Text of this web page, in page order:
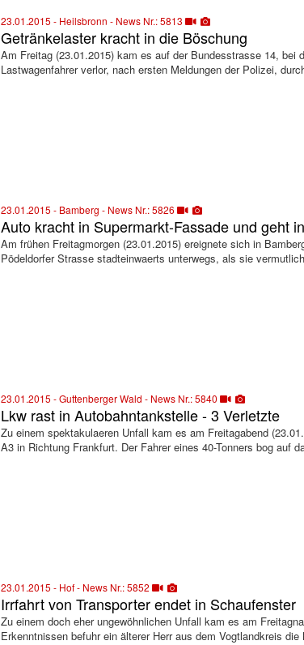
23.01.2015 - Heilsbronn - News Nr.: 5813
Getränkelaster kracht in die Böschung
Am Freitag (23.01.2015) kam es auf der Bundesstrasse 14,
Lastwagenfahrer verlor, nach ersten Meldungen der Polizei,
23.01.2015 - Bamberg - News Nr.: 5826
Auto kracht in Supermarkt-Fassade und geht
Am frühen Freitagmorgen (23.01.2015) ereignete sich in
Pödeldorfer Strasse stadteinwaerts unterwegs, als sie
23.01.2015 - Guttenberger Wald - News Nr.: 5840
Lkw rast in Autobahntankstelle - 3 Verletzte
Zu einem spektakulaeren Unfall kam es am Freitagabend
A3 in Richtung Frankfurt. Der Fahrer eines 40-Tonners bog auf
23.01.2015 - Hof - News Nr.: 5852
Irrfahrt von Transporter endet in Schaufenster
Zu einem doch eher ungewöhnlichen Unfall kam es am
Erkenntnissen befuhr ein älterer Herr aus dem Vogtlandkreis